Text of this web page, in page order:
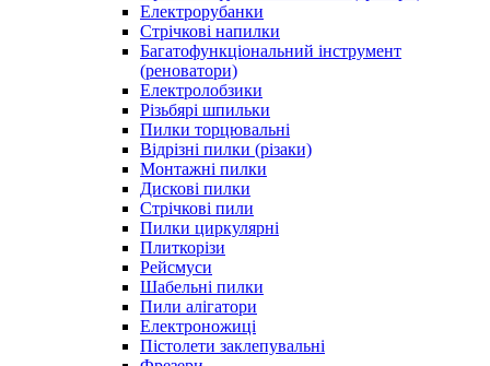
Електрорубанки
Стрічкові напилки
Багатофункціональний інструмент
(реноватори)
Електролобзики
Різьбярі шпильки
Пилки торцювальні
Відрізні пилки (різаки)
Монтажні пилки
Дискові пилки
Стрічкові пили
Пилки циркулярні
Плиткорізи
Рейсмуси
Шабельні пилки
Пили алігатори
Електроножиці
Пістолети заклепувальні